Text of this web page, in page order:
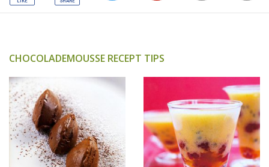
CHOCOLADEMOUSSE RECEPT TIPS